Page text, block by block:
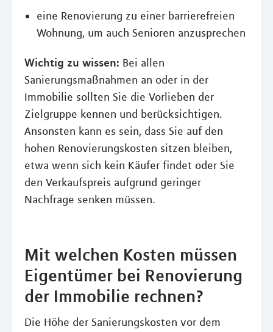
eine Renovierung zu einer barrierefreien
Wohnung, um auch Senioren anzusprechen
Wichtig zu wissen: Bei allen
Sanierungsmaßnahmen an oder in der
Immobilie sollten Sie die Vorlieben der
Zielgruppe kennen und berücksichtigen.
Ansonsten kann es sein, dass Sie auf den
hohen Renovierungskosten sitzen bleiben,
etwa wenn sich kein Käufer findet oder Sie
den Verkaufspreis aufgrund geringer
Nachfrage senken müssen.
Mit welchen Kosten müssen
Eigentümer bei Renovierung
der Immobilie rechnen?
Die Höhe der Sanierungskosten vor dem